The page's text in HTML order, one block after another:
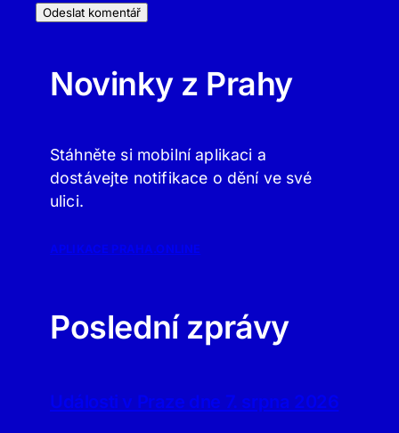
Novinky z Prahy
Stáhněte si mobilní aplikaci a
dostávejte notifikace o dění ve své
ulici.
APLIKACE PRAHA.ONLINE
Poslední zprávy
Události v Praze dne 7. srpna 2026